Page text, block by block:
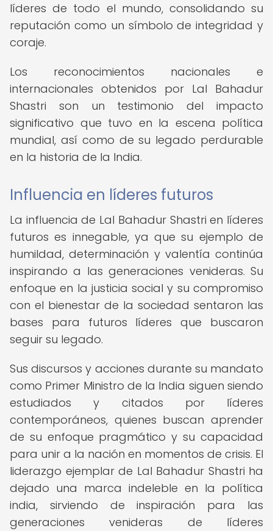
líderes de todo el mundo, consolidando su
reputación como un símbolo de integridad y
coraje.
Los reconocimientos nacionales e
internacionales obtenidos por Lal Bahadur
Shastri son un testimonio del impacto
significativo que tuvo en la escena política
mundial, así como de su legado perdurable
en la historia de la India.
Influencia en líderes futuros
La influencia de Lal Bahadur Shastri en líderes
futuros es innegable, ya que su ejemplo de
humildad, determinación y valentía continúa
inspirando a las generaciones venideras. Su
enfoque en la justicia social y su compromiso
con el bienestar de la sociedad sentaron las
bases para futuros líderes que buscaron
seguir su legado.
Sus discursos y acciones durante su mandato
como Primer Ministro de la India siguen siendo
estudiados y citados por líderes
contemporáneos, quienes buscan aprender
de su enfoque pragmático y su capacidad
para unir a la nación en momentos de crisis. El
liderazgo ejemplar de Lal Bahadur Shastri ha
dejado una marca indeleble en la política
india, sirviendo de inspiración para las
generaciones venideras de líderes